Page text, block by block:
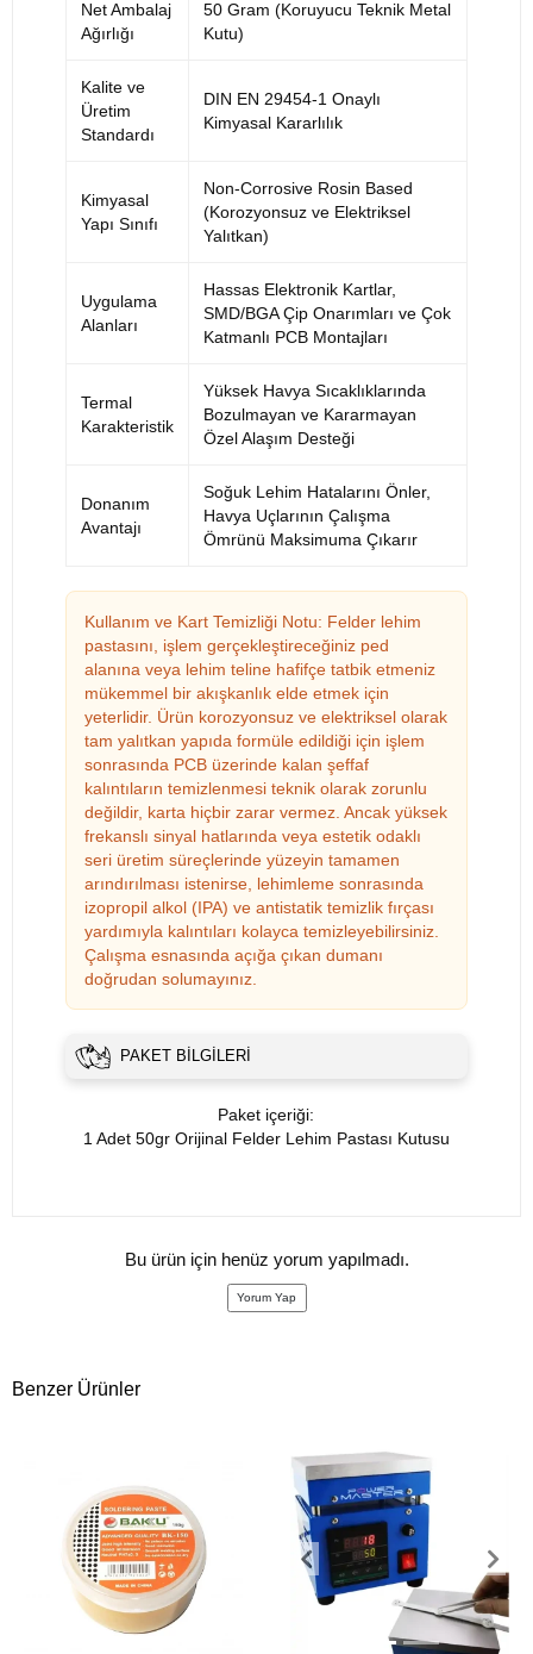
Net Ambalaj
Ağırlığı
50 Gram (Koruyucu Teknik Metal
Kutu)
Kalite ve
Üretim
Standardı
DIN EN 29454-1 Onaylı
Kimyasal Kararlılık
Kimyasal
Yapı Sınıfı
Non-Corrosive Rosin Based
(Korozyonsuz ve Elektriksel
Yalıtkan)
Uygulama
Alanları
Hassas Elektronik Kartlar,
SMD/BGA Çip Onarımları ve Çok
Katmanlı PCB Montajları
Termal
Karakteristik
Yüksek Havya Sıcaklıklarında
Bozulmayan ve Kararmayan
Özel Alaşım Desteği
Donanım
Avantajı
Soğuk Lehim Hatalarını Önler,
Havya Uçlarının Çalışma
Ömrünü Maksimuma Çıkarır
Kullanım ve Kart Temizliği Notu: Felder lehim
pastasını, işlem gerçekleştireceğiniz ped
alanına veya lehim teline hafifçe tatbik etmeniz
mükemmel bir akışkanlık elde etmek için
yeterlidir. Ürün korozyonsuz ve elektriksel olarak
tam yalıtkan yapıda formüle edildiği için işlem
sonrasında PCB üzerinde kalan şeffaf
kalıntıların temizlenmesi teknik olarak zorunlu
değildir, karta hiçbir zarar vermez. Ancak yüksek
frekanslı sinyal hatlarında veya estetik odaklı
seri üretim süreçlerinde yüzeyin tamamen
arındırılması istenirse, lehimleme sonrasında
izopropil alkol (IPA) ve antistatik temizlik fırçası
yardımıyla kalıntıları kolayca temizleyebilirsiniz.
Çalışma esnasında açığa çıkan dumanı
doğrudan solumayınız.
PAKET BILGILERI
Paket içeriği:
1 Adet 50gr Orijinal Felder Lehim Pastası Kutusu
Bu ürün için henüz yorum yapılmadı.
Yorum Yap
Benzer Ürünler